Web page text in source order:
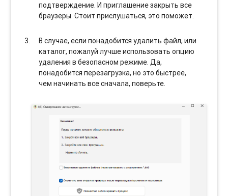
подтверждение. И приглашение закрыть все
браузеры. Стоит прислушаться, это поможет.
В случае, если понадобится удалить файл, или
каталог, пожалуй лучше использовать опцию
удаления в безопасном режиме. Да,
понадобится перезагрузка, но это быстрее,
чем начинать все сначала, поверьте.